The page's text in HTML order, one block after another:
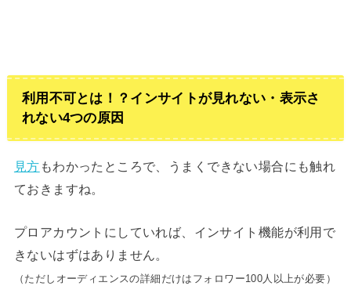
利用不可とは！？インサイトが見れない・表示さ
れない4つの原因
見方 もわかったところで、うまくできない場合にも触れ
ておきますね。
プロアカウントにしていれば、インサイト機能が利用で
きないはずはありません。
（ただしオーディエンスの詳細だけはフォロワー100人以上が必要）